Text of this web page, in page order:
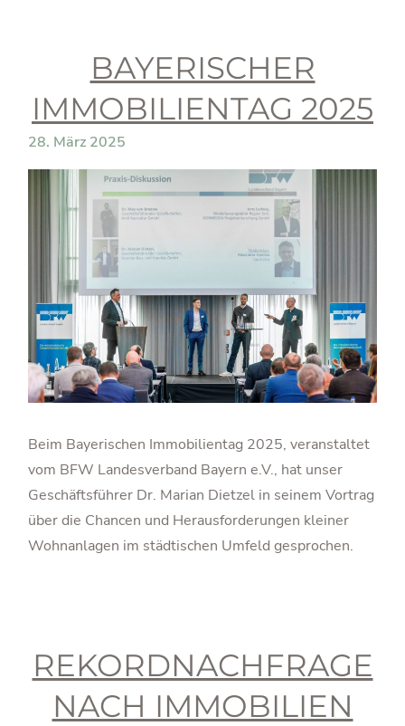
BAYERISCHER
IMMOBILIENTAG 2025
28. März 2025
Beim Bayerischen Immobilientag 2025, veranstaltet
vom BFW Landesverband Bayern e.V., hat unser
Geschäftsführer Dr. Marian Dietzel in seinem Vortrag
über die Chancen und Herausforderungen kleiner
Wohnanlagen im städtischen Umfeld gesprochen.
REKORDNACHFRAGE
NACH IMMOBILIEN